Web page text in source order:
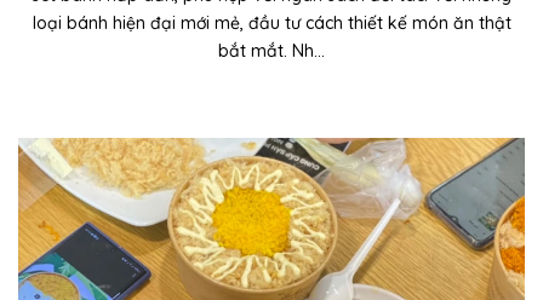
loại bánh hiện đại mới mẻ, đầu tư cách thiết kế món ăn thật
bắt mắt. Nh...